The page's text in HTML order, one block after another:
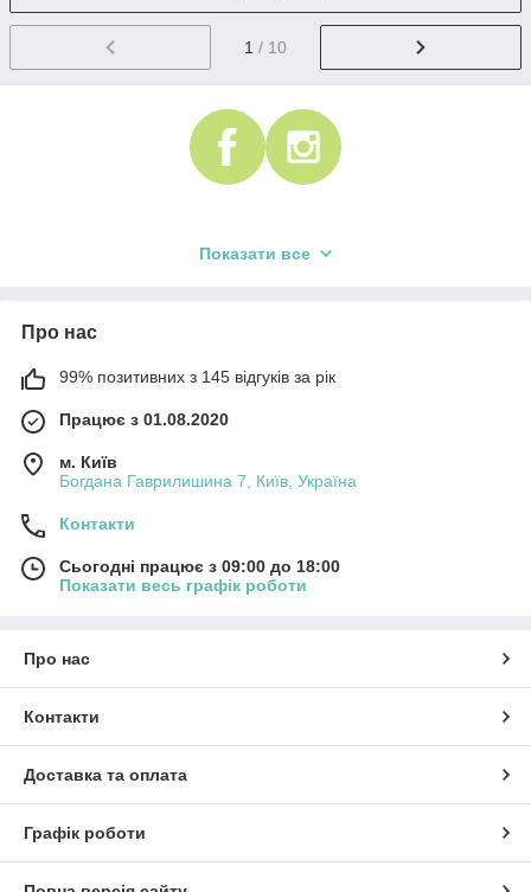
1 / 10
Показати все
Про нас
99% позитивних з 145 відгуків за рік
Працює з 01.08.2020
м. Київ
Богдана Гаврилишина 7, Київ, Україна
Контакти
Сьогодні працює з 09:00 до 18:00
Показати весь графік роботи
Про нас
Контакти
Доставка та оплата
Графік роботи